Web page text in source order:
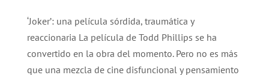
‘Joker’: una película sórdida, traumática y
reaccionaria La película de Todd Phillips se ha
convertido en la obra del momento. Pero no es más
que una mezcla de cine disfuncional y pensamiento